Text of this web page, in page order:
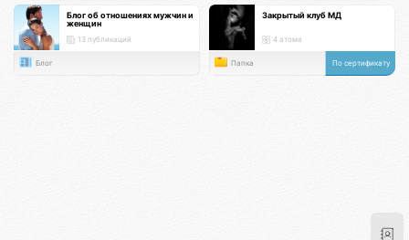
Блог об отношениях мужчин и
женщин
13 публикаций
Блог
Закрытый клуб МД
4 атома
Папка По сертификату